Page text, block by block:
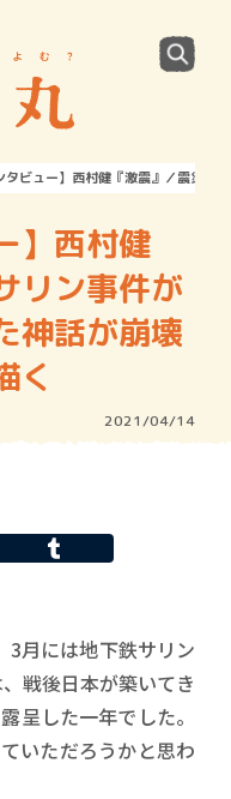
タビュー】西村健『激震』／震災や
】西村健
リン事件が
神話が崩壊
く
2021/04/14
3月には地下鉄サリン
戦後日本が築いてき
呈した一年でした。
いただろうかと思わ